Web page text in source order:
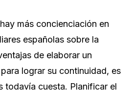
más concienciación en
españolas sobre la
de elaborar un
lograr su continuidad, es
todavía cuesta. Planificar el